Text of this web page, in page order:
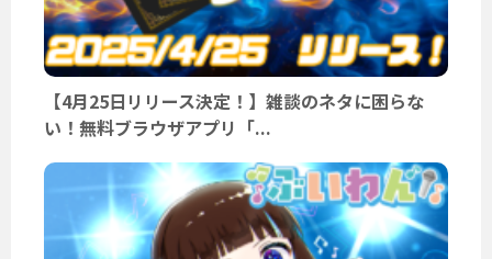
【4月25日リリース決定！】雑談のネタに困らな
い！無料ブラウザアプリ「...